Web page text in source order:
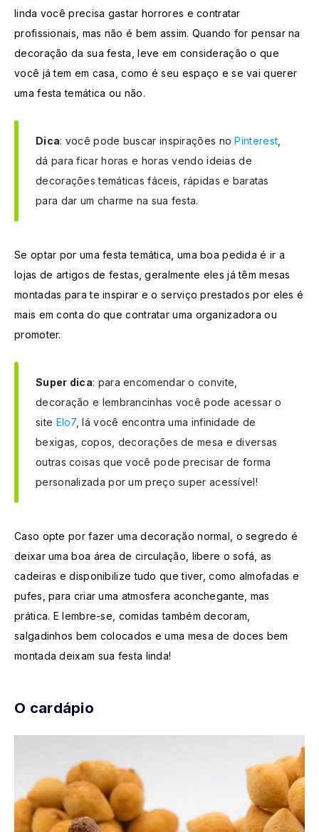
linda você precisa gastar horrores e contratar
profissionais, mas não é bem assim. Quando for pensar na
decoração da sua festa, leve em consideração o que
você já tem em casa, como é seu espaço e se vai querer
uma festa temática ou não.
Dica: você pode buscar inspirações noPinterest
dá para ficar horas e horas vendo ideias de
decorações temáticas fáceis, rápidas e baratas
para dar um charme na sua festa.
Se optar por uma festa temática, uma boa pedida é ir a
lojas de artigos de festas, geralmente eles já têm mesas
montadas para te inspirar e o serviço prestados por eles é
mais em conta do que contratar uma organizadora ou
promoter.
Super dica: para encomendar o convite,
decoração e lembrancinhas você pode acessar o
site Elo7, lá você encontra uma infinidade de
bexigas, copos, decorações de mesa e diversas
outras coisas que você pode precisar de forma
personalizada por um preço super acessível!
Caso opte por fazer uma decoração normal, o segredo é
deixar uma boa área de circulação, libere o sofá, as
cadeiras e disponibilize tudo que tiver, como almofadas e
pufes, para criar uma atmosfera aconchegante, mas
prática. E lembre-se, comidas também decoram,
salgadinhos bem colocados e uma mesa de doces bem
montada deixam sua festa linda!
O cardápio